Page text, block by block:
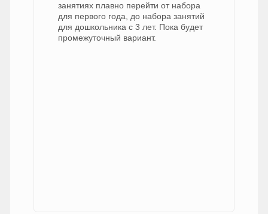
занятиях плавно перейти от набора
для первого года, до набора занятий
для дошкольника с 3 лет. Пока будет
промежуточный вариант.